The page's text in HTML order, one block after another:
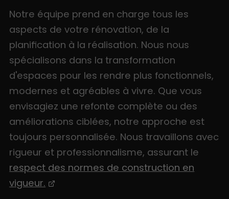
Notre équipe prend en charge tous les
aspects de votre rénovation, de la
planification à la réalisation. Nous nous
spécialisons dans la transformation
d'espaces pour les rendre plus fonctionnels,
modernes et agréables à vivre. Que vous
envisagiez une refonte complète ou des
améliorations ciblées, notre approche est
toujours personnalisée. Nous travaillons avec
rigueur et professionnalisme, assurant le
respect des normes de construction en
vigueur.